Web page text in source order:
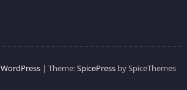
WordPress| Theme:SpicePressby SpiceThemes